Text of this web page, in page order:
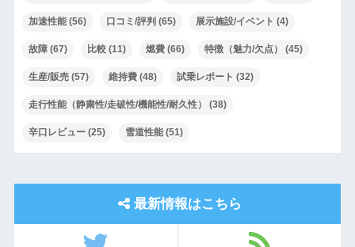
加速性能(56) 口コミ/評判 (65) 展示施設/イベント (4)
故障(67) 比較(11) 燃費(66) 特徴（魅力/欠点） (45)
生産/販売(57) 維持費(48) 試乗レポート (32)
走行性能（静粛性/走破性/機能性/耐久性） (38)
辛口レビュー(25) 雪道性能(51)
最新情報はこちら